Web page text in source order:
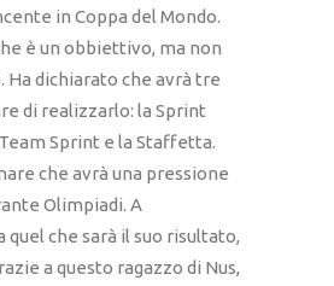
in Coppa del Mondo.
è un obbiettivo, ma non
Ha dichiarato che avrà tre
di realizzarlo: la Sprint
Sprint e la Staffetta.
che avrà una pressione
Olimpiadi. A
quel che sarà il suo risultato,
a questo ragazzo di Nus,